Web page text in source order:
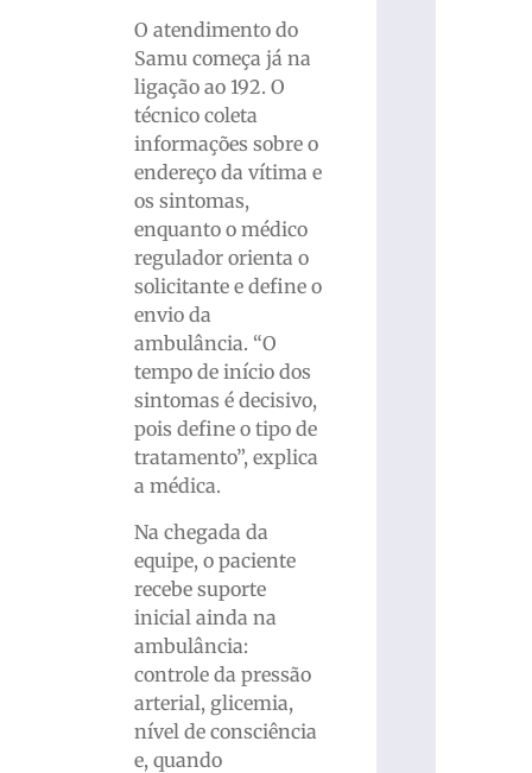
O atendimento do
Samu começa já na
ligação ao 192. O
técnico coleta
informações sobre o
endereço da vítima e
os sintomas,
enquanto o médico
regulador orienta o
solicitante e define o
envio da
ambulância. “O
tempo de início dos
sintomas é decisivo,
pois define o tipo de
tratamento”, explica
a médica.
Na chegada da
equipe, o paciente
recebe suporte
inicial ainda na
ambulância:
controle da pressão
arterial, glicemia,
nível de consciência
e, quando